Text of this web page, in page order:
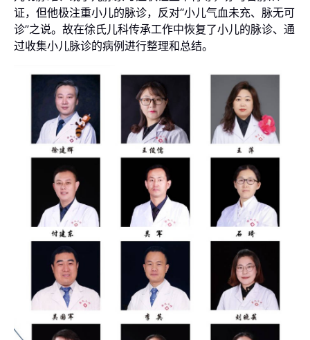
证，但他极注重小儿的脉诊，反对“小儿气血未充、脉无可
诊”之说。故在徐氏儿科传承工作中恢复了小儿的脉诊、通
过收集小儿脉诊的病例进行整理和总结。